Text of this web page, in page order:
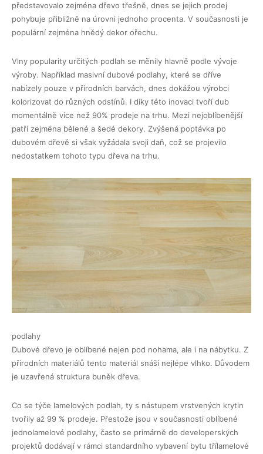
představovalo zejména dřevo třešně, dnes se jejich prodej
pohybuje přibližně na úrovni jednoho procenta. V současnosti je
populární zejména hnědý dekor ořechu.
Vlny popularity určitých podlah se měnily hlavně podle vývoje
výroby. Například masivní dubové podlahy, které se dříve
nabízely pouze v přírodních barvách, dnes dokážou výrobci
kolorizovat do různých odstínů. I díky této inovaci tvoří dub
momentálně více než 90% prodeje na trhu. Mezi nejoblíbenější
patří zejména bělené a šedé dekory. Zvýšená poptávka po
dubovém dřevě si však vyžádala svoji daň, což se projevilo
nedostatkem tohoto typu dřeva na trhu.
podlahy
Dubové dřevo je oblíbené nejen pod nohama, ale i na nábytku. Z
přírodních materiálů tento materiál snáší nejlépe vlhko. Důvodem
je uzavřená struktura buněk dřeva.
Co se týče lamelových podlah, ty s nástupem vrstvených krytin
tvořily až 99 % prodeje. Přestože jsou v současnosti oblíbené
jednolamelové podlahy, často se primárně do developerských
projektů dodávají v rámci standardního vybavení bytu třílamelové